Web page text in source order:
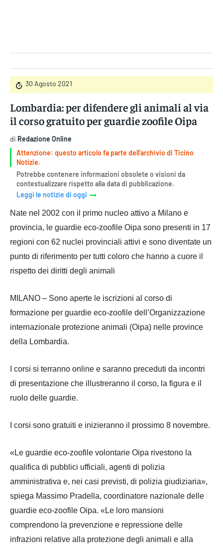
30 Agosto 2021
Lombardia: per difendere gli animali al via
il corso gratuito per guardie zoofile Oipa
di Redazione Online
Attenzione: questo articolo fa parte dell'archivio di Ticino
Notizie.
Potrebbe contenere informazioni obsolete o visioni da
contestualizzare rispetto alla data di pubblicazione.
Leggi le notizie di oggi
Nate nel 2002 con il primo nucleo attivo a Milano e
provincia, le guardie eco-zoofile Oipa sono presenti in 17
regioni con 62 nuclei provinciali attivi e sono diventate un
punto di riferimento per tutti coloro che hanno a cuore il
rispetto dei diritti degli animali
MILANO – Sono aperte le iscrizioni al corso di
formazione per guardie eco-zoofile dell’Organizzazione
internazionale protezione animali (Oipa) nelle province
della Lombardia.
I corsi si terranno online e saranno preceduti da incontri
di presentazione che illustreranno il corso, la figura e il
ruolo delle guardie.
I corsi sono gratuiti e inizieranno il prossimo 8 novembre.
«Le guardie eco-zoofile volontarie Oipa rivestono la
qualifica di pubblici ufficiali, agenti di polizia
amministrativa e, nei casi previsti, di polizia giudiziaria»,
spiega Massimo Pradella, coordinatore nazionale delle
guardie eco-zoofile Oipa. «Le loro mansioni
comprendono la prevenzione e repressione delle
infrazioni relative alla protezione degli animali e alla